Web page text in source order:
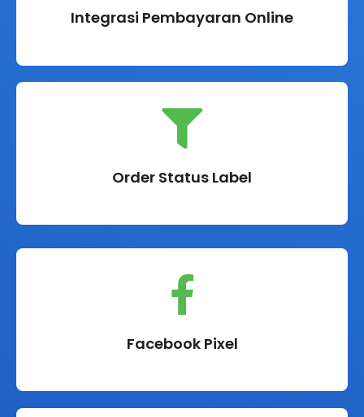
Integrasi Pembayaran Online
Order Status Label
Facebook Pixel